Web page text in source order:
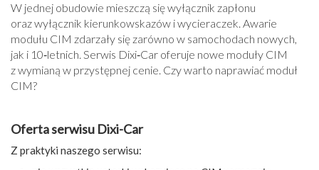
W jednej obudowie mieszczą się wyłącznik zapłonu
oraz wyłącznik kierunkowskazów i wycieraczek. Awarie
modułu CIM zdarzały się zarówno w samochodach nowych,
jak i 10‑letnich. Serwis Dixi‑Car oferuje nowe moduły CIM
z wymianą w przystępnej cenie. Czy warto naprawiać moduł
CIM?
Oferta serwisu Dixi-Car
Z praktyki naszego serwisu: